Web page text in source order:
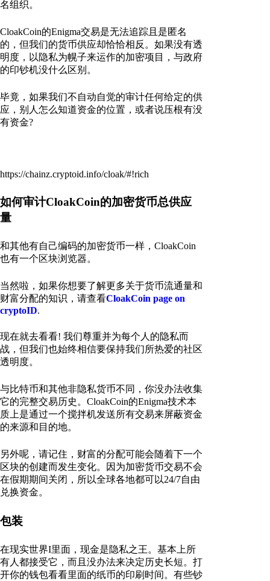
名组织。
CloakCoin的Enigma交易是无法追踪且是匿名
的，但我们的货币供应却恰恰相反。如果没有透
明度，以隐私为幌子来运作的加密项目，与政府
的印钞机没什么区别。
毕竟，如果我们不自动自觉的审计任何给定的供
应，别人怎么知道资金的位置，或者说压根有没
有资金?
https://chainz.cryptoid.info/cloak/#!rich
如何审计CloakCoin的加密货币总供应
量
和其他有自己编码的加密货币一样，CloakCoin
也有一个区块浏览器。
当然啦，如果你想要了解更多关于货币流通量和
财富分配的知识，请查看CloakCoin page on
cryptoID.
现在就去看看! 我们尊重并为每个人的隐私而
战，但我们也始终相信要保持我们所热爱的社区
透明度。
与比特币和其他非隐私货币不同，你没办法收集
它的完整交易历史。CloakCoin的Enigma技术本
质上是通过一个搅拌机发送所有交易来屏蔽资金
的来源和目的地。
另外呢，请记住，财富的分配可能会随着下一个
区块的创建而发生变化。因为加密货币交易不会
在假期期间关闭，所以全球各地都可以24/7自由
兑换资金。
包装
在现实世界I里面，现金是隐私之王。基本上所
有人都接受它，而且没办法来决定历史长短。打
开你的钱包看看里面的纸币的印刷时间。有些钞